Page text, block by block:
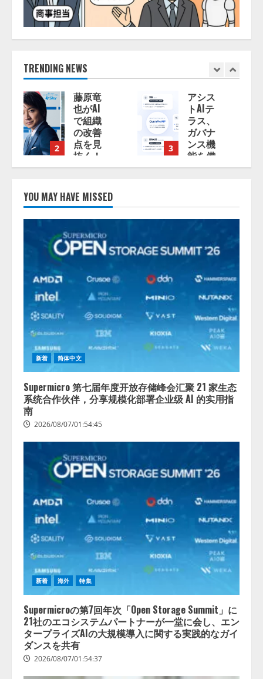
TRENDING NEWS
2
藤原竜
也がAI
で組織
の改善
点を見
抜く！
SKYSEA
View
新テレ
公開！
新オプ
ショ
ン！
AIが組
織の業
務実態
を分析
し労務
改善を
支援。
藤原竜
也メイ
キング
動画公
開
AIが自
分を分
析した
ら、す
ぐ休め
と言わ
れる自
信があ
る」
「昨年
の夏は
カブト
ムシを
捕まえ
たり、
虫と戦
った
り…」
2026/08/06/14:54:31
アシス
トAIテ
ラス、
ガバナ
ンス機
能を備
えたAI
AIP」
開始
2026/08/06/11:53:44
YOU MAY HAVE MISSED
新着 简体中文
Supermicro 第七届年度开放存储峰会汇聚 21 家生态
系统合作伙伴，分享规模化部署企业级 AI 的实用指
南
2026/08/07/01:54:45
新着 海外 特集
Supermicroの第7回年次「Open Storage Summit」に
21社のエコシステムパートナーが一堂に会し、エン
タープライズAIの大規模導入に関する実践的なガイ
ダンスを共有
2026/08/07/01:54:37